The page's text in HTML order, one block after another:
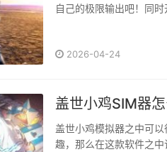
自己的极限输出吧！同
2026-04-24
盖世小鸡SIM器
盖世小鸡模拟器之中可
趣，那么在这款软件之